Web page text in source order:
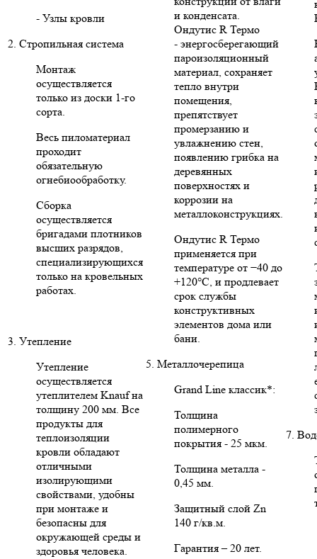
- Узлы кровли
2. Стропильная система
Монтаж
осуществляется
только из доски 1-го
сорта.
Весь пиломатериал
проходит
обязательную
огнебиообработку.
Сборка
осуществляется
бригадами плотников
высших разрядов,
специализирующихся
только на кровельных
работах.
3. Утепление
Утепление
осуществляется
утеплителем Knauf на
толщину 200 мм. Все
продукты для
теплоизоляции
кровли обладают
отличными
изолирующими
свойствами, удобны
при монтаже и
безопасны для
окружающей среды и
здоровья человека.
и конденсата.
Ондутис R Термо
- энергосберегающий
пароизоляционный
материал, сохраняет
тепло внутри
помещения,
препятствует
промерзанию и
увлажнению стен,
появлению грибка на
деревянных
поверхностях и
коррозии на
металлоконструкциях.
Ондутис R Термо
применяется при
температуре от −40 до
+120°C, и продлевает
срок службы
конструктивных
элементов дома или
бани.
5. Металлочерепица
Grand Line классик*:
Толщина
полимерного
покрытия - 25 мкм.
Толщина металла -
0,45 мм.
Защитный слой Zn
140 г/кв.м.
Гарантия – 20 лет.
7.